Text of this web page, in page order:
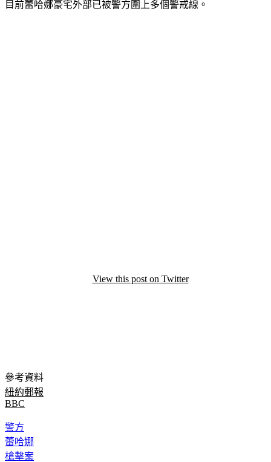
目前蕾哈娜豪宅外部已被警方圍上多個警戒線。
View this post on Twitter
參考資料
紐約郵報
BBC
警方
蕾哈娜
槍擊案